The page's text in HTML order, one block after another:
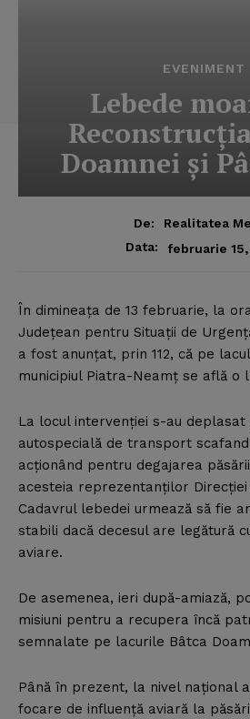
EVENIMENT
Lebede
Doamnei şi
De:
Realitatea
Data:
februarie 15,
În dimineaţa de 13 februarie, la
Judeţean pentru Situaţii de
a fost anunţat, prin 112, că pe
municipiul Piatra-Neamţ se află o
La locul intervenţiei s-au
autospecială de transport
acţionând pentru degajarea
acesteia reprezentanţilor
Cadavrul lebedei urmează să fie
stabili dacă decesul are legătură
aviare.
De asemenea, ieri după-amiază,
misiuni pentru a recupera încă
semnalate pe lacurile Bâtca
Până în prezent, la nivel naţional
focare de influenţă aviară la